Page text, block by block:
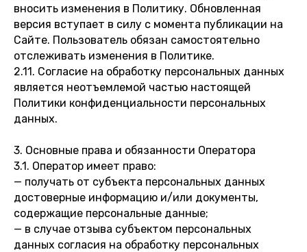
вносить изменения в Политику. Обновленная
версия вступает в силу с момента публикации на
Сайте. Пользователь обязан самостоятельно
отслеживать изменения в Политике.
2.11. Согласие на обработку персональных данных
является неотъемлемой частью настоящей
Политики конфиденциальности персональных
данных.
3. Основные права и обязанности Оператора
3.1. Оператор имеет право:
— получать от субъекта персональных данных
достоверные информацию и/или документы,
содержащие персональные данные;
— в случае отзыва субъектом персональных
данных согласия на обработку персональных